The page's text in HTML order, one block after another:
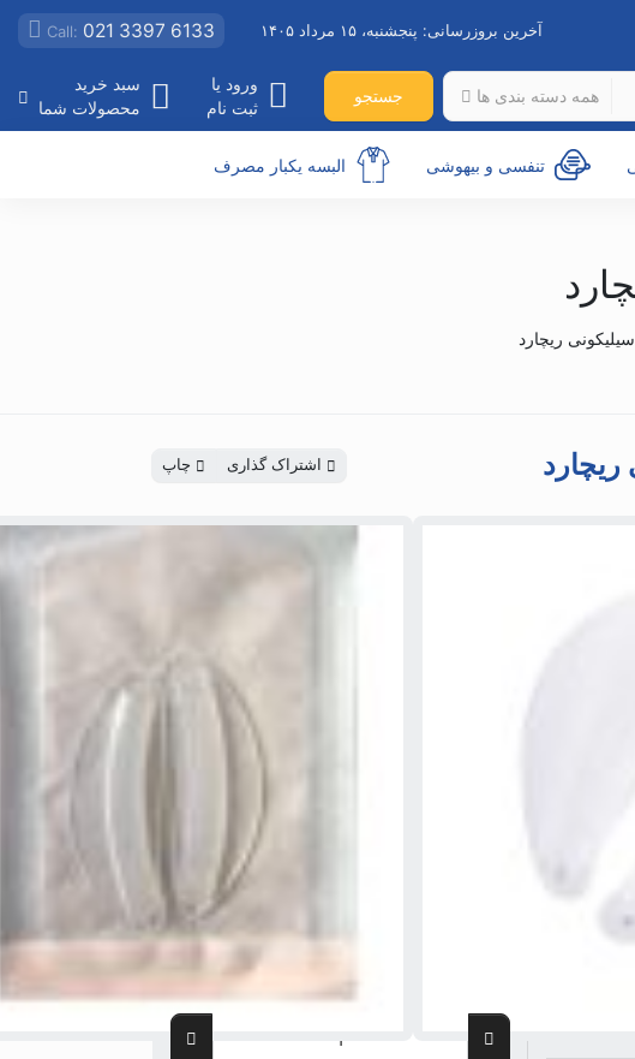
آخرین بروزرسانی: پنجشنبه، ۱۵ مرداد ۱۴۰۵ Call: 021 3397 6133
همه دسته بندی ها جستجو
ورود یا
ثبت نام
سبد خرید
محصولات شما
تنفسی و بیهوشی البسه یکبار مصرف
ریچارد
ریچارد اشتراک گذاری چاپ
ریچارذ معمولا برای چند روز تا یک هفته پس از عمل در داخل
نمی کند. جراحان زیبایی و پلاستیک بینی برای نتیجه بهتر
آن نیز برطرف می شوند علاوه بر اسپلینت ترموپلاست خارجی از
۸۰,۰۰۰ تومان